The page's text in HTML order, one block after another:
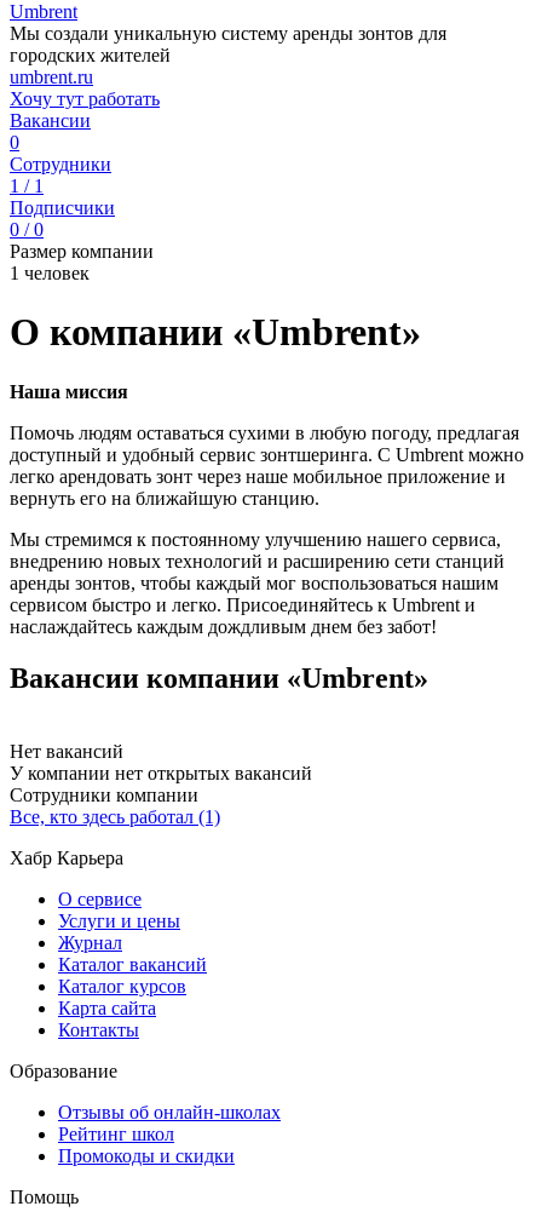
Umbrent
Мы создали уникальную систему аренды зонтов для
городских жителей
umbrent.ru
Хочу тут работать
Вакансии
0
Сотрудники
1 / 1
Подписчики
0 / 0
Размер компании
1 человек
О компании «Umbrent»
Наша миссия
Помочь людям оставаться сухими в любую погоду, предлагая
доступный и удобный сервис зонтшеринга. С Umbrent можно
легко арендовать зонт через наше мобильное приложение и
вернуть его на ближайшую станцию.
Мы стремимся к постоянному улучшению нашего сервиса,
внедрению новых технологий и расширению сети станций
аренды зонтов, чтобы каждый мог воспользоваться нашим
сервисом быстро и легко. Присоединяйтесь к Umbrent и
наслаждайтесь каждым дождливым днем без забот!
Вакансии компании «Umbrent»
Нет вакансий
У компании нет открытых вакансий
Сотрудники компании
Все, кто здесь работал (1)
Хабр Карьера
О сервисе
Услуги и цены
Журнал
Каталог вакансий
Каталог курсов
Карта сайта
Контакты
Образование
Отзывы об онлайн-школах
Рейтинг школ
Промокоды и скидки
Помощь